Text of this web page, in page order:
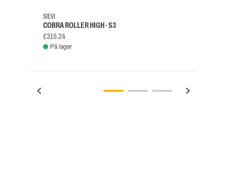
SIEVI
COBRA ROLLER HIGH - S3
£315.24
På lager